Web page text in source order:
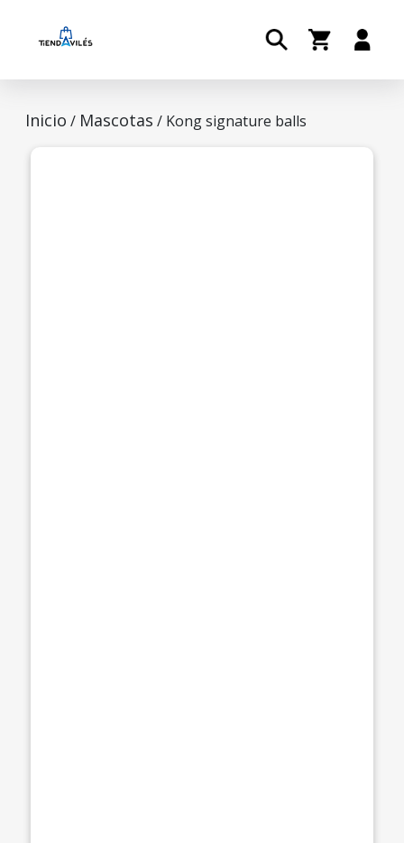
Inicio / Mascotas / Kong signature balls